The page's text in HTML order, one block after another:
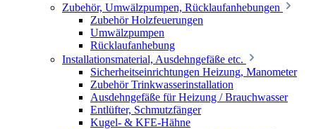
Zubehör, Umwälzpumpen, Rücklaufanhebungen
Zubehör Holzfeuerungen
Umwälzpumpen
Rücklaufanhebung
Installationsmaterial, Ausdehngefäße etc.
Sicherheitseinrichtungen Heizung, Manometer
Zubehör Trinkwasserinstallation
Ausdehngefäße für Heizung / Brauchwasser
Entlüfter, Schmutzfänger
Kugel- & KFE-Hähne